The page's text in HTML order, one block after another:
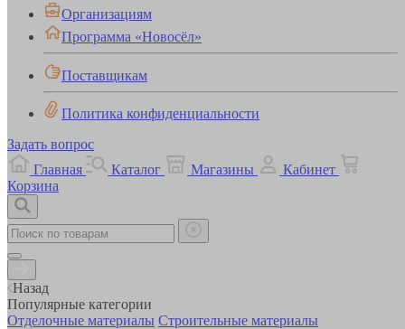
Организациям
Программа «Новосёл»
Поставщикам
Политика конфиденциальности
Задать вопрос
Главная
Каталог Магазины
Кабинет
Корзина
Назад
Популярные категории
Отделочные материалы Строительные материалы